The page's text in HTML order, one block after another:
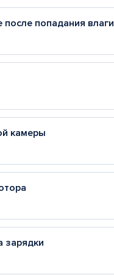
после попадания влаги
камеры
зарядки